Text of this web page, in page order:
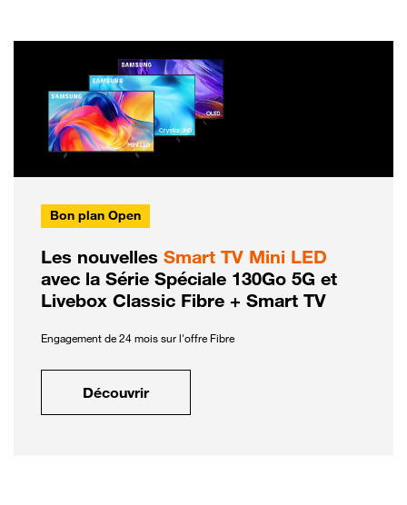
Bon plan Open
Les nouvelles Smart TV Mini LED
avec la Série Spéciale 130Go 5G et
Livebox Classic Fibre + Smart TV
Engagement de 24 mois sur l'offre Fibre
Découvrir